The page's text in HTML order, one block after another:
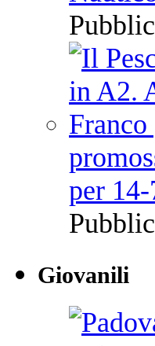
per 14-
Giovanili